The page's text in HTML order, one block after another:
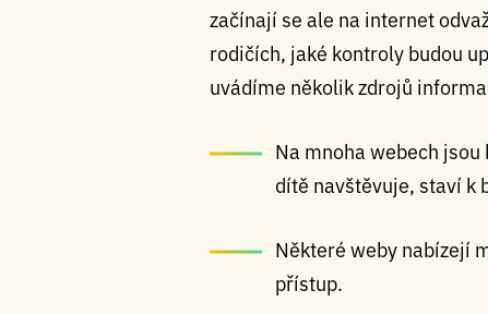
začínají se ale na internet
rodičích, jaké kontroly budou
uvádíme několik zdrojů
Na mnoha webech
dítě navštěvuje, staví k
Některé weby nabízejí
přístup.